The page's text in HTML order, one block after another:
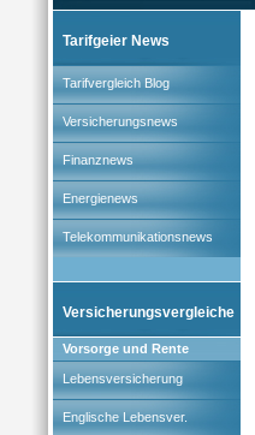
Tarifgeier News
Tarifvergleich Blog
Versicherungsnews
Finanznews
Energienews
Telekommunikationsnews
Versicherungsvergleiche
Vorsorge und Rente
Lebensversicherung
Englische Lebensver.